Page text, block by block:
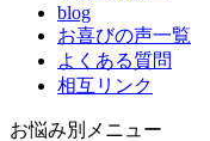
blog
お喜びの声一覧
よくある質問
相互リンク
お悩み別メニュー